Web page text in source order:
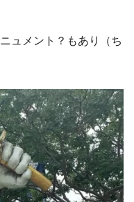
ュメント？もあり（ち